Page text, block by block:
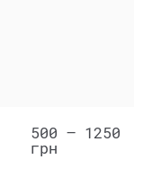
500 — 1250
грн